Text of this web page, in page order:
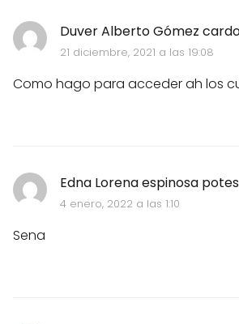
Duver Alberto Gómez
21 diciembre, 2021 a las 19:08
Como hago para acceder ah los
Edna Lorena espinosa potes
4 enero, 2022 a las 1:10
Sena